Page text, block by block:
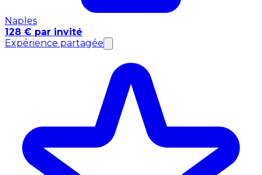
Naples
128 € par invité
Expérience partagée